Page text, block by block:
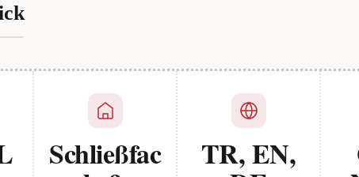
Schließfac TR, EN,